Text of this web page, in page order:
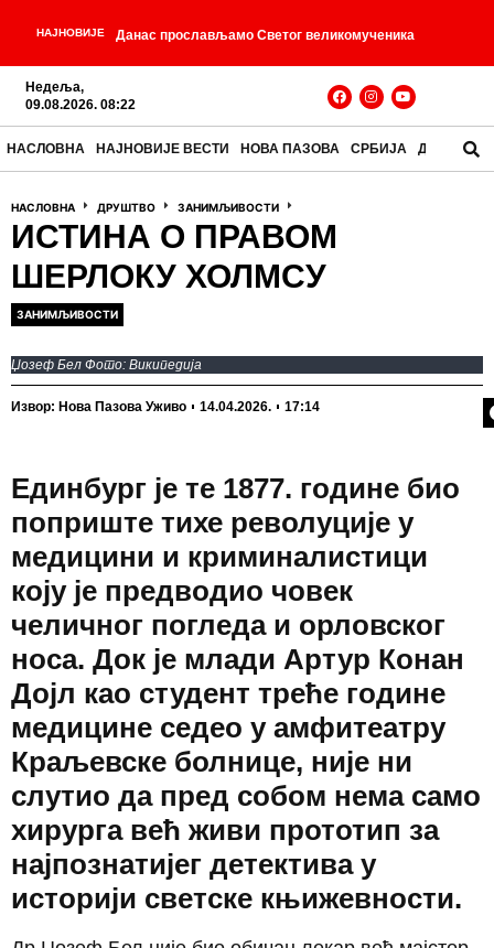
НАЈНОВИЈЕ Данас прослављамо Светог великомученика
Пантелејмона, Светог Климента Охридског и друге
угоднике Божије - Догодило се на данашњи дан –
9. август - У Бору ухапшен младић осумњичен за
посетио Храм Преноса моштију Светог оца Николаја
у Белегишу
развој Старе Пазове - Избори најкасније за три
месеца, на њима се одлучује о будућности Србије
Недеља,
09.08.2026. 08:22
НАСЛОВНА НАЈНОВИЈЕ ВЕСТИ НОВА ПАЗОВА СРБИЈА ДРУШТВО
НАСЛОВНА ДРУШТВО ЗАНИМЉИВОСТИ
ИСТИНА О ПРАВОМ
ШЕРЛОКУ ХОЛМСУ
ЗАНИМЉИВОСТИ
Џозеф Бел Фото: Википедија
Извор: Нова Пазова Уживо 14.04.2026. 17:14
Единбург је те 1877. године био
поприште тихе револуције у
медицини и криминалистици
коју је предводио човек
челичног погледа и орловског
носа. Док је млади Артур Конан
Дојл као студент треће године
медицине седео у амфитеатру
Краљевске болнице, није ни
слутио да пред собом нема само
хирурга већ живи прототип за
најпознатијег детектива у
историји светске књижевности.